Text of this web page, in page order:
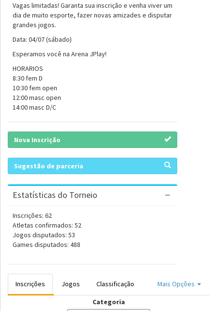
Vagas limitadas! Garanta sua inscrição e venha viver um
dia de muito esporte, fazer novas amizades e disputar
grandes jogos.
Data: 04/07 (sábado)
Esperamos você na Arena JPlay!
HORARIOS
8:30 fem D
10:30 fem open
12:00 masc open
14:00 masc D/C
Nova Inscrição
Sugestão de parceria
Estatísticas do Torneio
Inscrições: 62
Atletas confirmados: 52
Jogos disputados: 53
Games disputados: 488
Mais Opções
Inscrições Jogos Classificação
Categoria